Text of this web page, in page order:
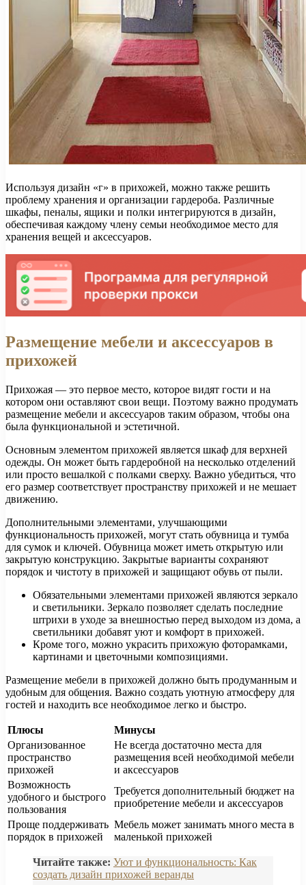
Используя дизайн «г» в прихожей, можно также решить
проблему хранения и организации гардероба. Различные
шкафы, пеналы, ящики и полки интегрируются в дизайн,
обеспечивая каждому члену семьи необходимое место для
хранения вещей и аксессуаров.
Размещение мебели и аксессуаров в
прихожей
Прихожая — это первое место, которое видят гости и на
котором они оставляют свои вещи. Поэтому важно продумать
размещение мебели и аксессуаров таким образом, чтобы она
была функциональной и эстетичной.
Основным элементом прихожей является шкаф для верхней
одежды. Он может быть гардеробной на несколько отделений
или просто вешалкой с полками сверху. Важно убедиться, что
его размер соответствует пространству прихожей и не мешает
движению.
Дополнительными элементами, улучшающими
функциональность прихожей, могут стать обувница и тумба
для сумок и ключей. Обувница может иметь открытую или
закрытую конструкцию. Закрытые варианты сохраняют
порядок и чистоту в прихожей и защищают обувь от пыли.
Обязательными элементами прихожей являются зеркало
и светильники. Зеркало позволяет сделать последние
штрихи в уходе за внешностью перед выходом из дома, а
светильники добавят уют и комфорт в прихожей.
Кроме того, можно украсить прихожую фоторамками,
картинами и цветочными композициями.
Размещение мебели в прихожей должно быть продуманным и
удобным для общения. Важно создать уютную атмосферу для
гостей и находить все необходимое легко и быстро.
Плюсы
Минусы
Организованное
пространство
прихожей
Не всегда достаточно места для
размещения всей необходимой мебели
и аксессуаров
Возможность
удобного и быстрого
пользования
Требуется дополнительный бюджет на
приобретение мебели и аксессуаров
Проще поддерживать
порядок в прихожей
Мебель может занимать много места в
маленькой прихожей
Читайте также: Уют и функциональность: Как
создать дизайн прихожей веранды